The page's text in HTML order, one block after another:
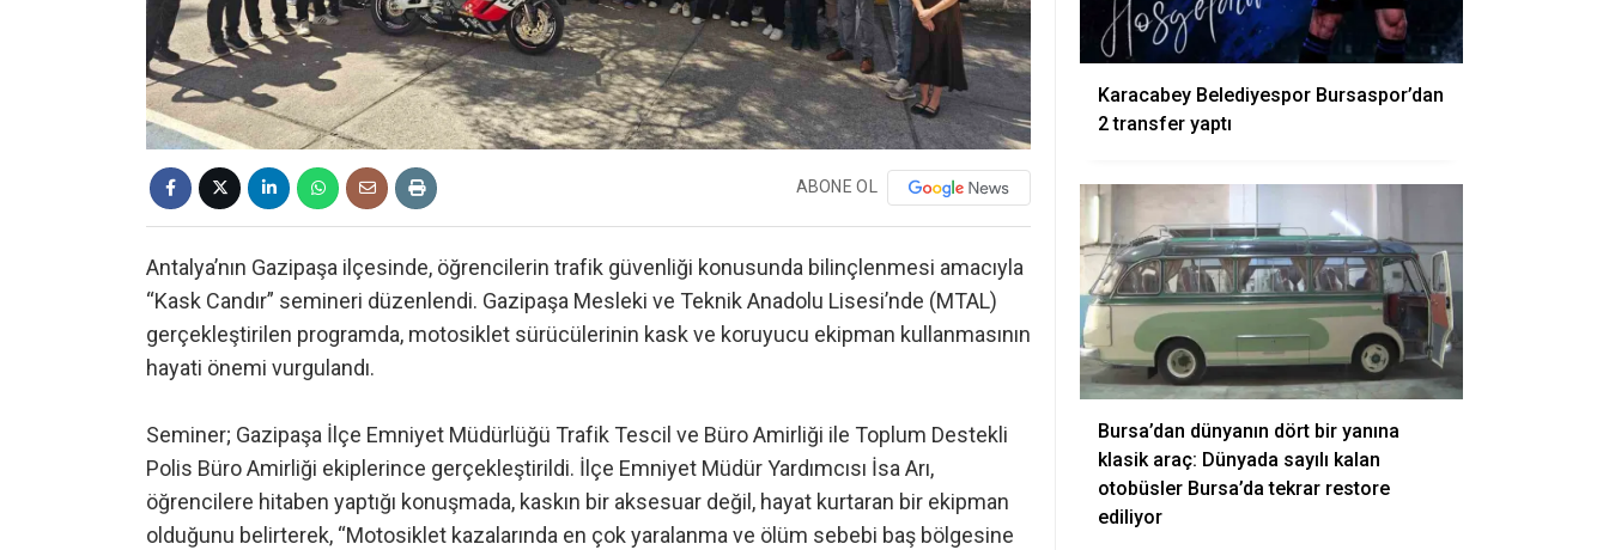
ABONE OL
Antalya’nın Gazipaşa ilçesinde, öğrencilerin trafik güvenliği konusunda bilinçlenmesi amacıyla
“Kask Candır” semineri düzenlendi. Gazipaşa Mesleki ve Teknik Anadolu Lisesi’nde (MTAL)
gerçekleştirilen programda, motosiklet sürücülerinin kask ve koruyucu ekipman kullanmasının
hayati önemi vurgulandı.
Seminer; Gazipaşa İlçe Emniyet Müdürlüğü Trafik Tescil ve Büro Amirliği ile Toplum Destekli
Polis Büro Amirliği ekiplerince gerçekleştirildi. İlçe Emniyet Müdür Yardımcısı İsa Arı,
öğrencilere hitaben yaptığı konuşmada, kaskın bir aksesuar değil, hayat kurtaran bir ekipman
olduğunu belirterek, “Motosiklet kazalarında en çok yaralanma ve ölüm sebebi baş bölgesine
Karacabey Belediyespor Bursaspor’dan
2 transfer yaptı
Bursa’dan dünyanın dört bir yanına
klasik araç: Dünyada sayılı kalan
otobüsler Bursa’da tekrar restore
ediliyor